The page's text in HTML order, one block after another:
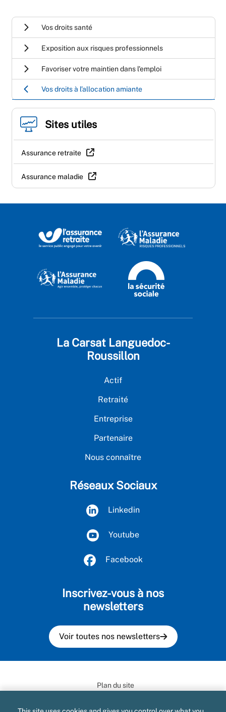
Vos droits santé
Exposition aux risques professionnels
Favoriser votre maintien dans l'emploi
Vos droits à l’allocation amiante
Sites utiles
Assurance retraite
Assurance maladie
La Carsat Languedoc-
Roussillon
Actif
Retraité
Entreprise
Partenaire
Nous connaître
Réseaux Sociaux
Linkedin
Youtube
Facebook
Inscrivez-vous à nos
newsletters
Voir toutes nos newsletters
Plan du site